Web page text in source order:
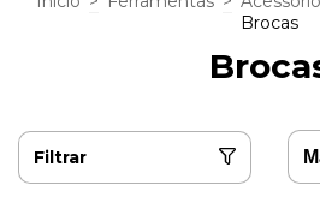
Brocas
Filtrar